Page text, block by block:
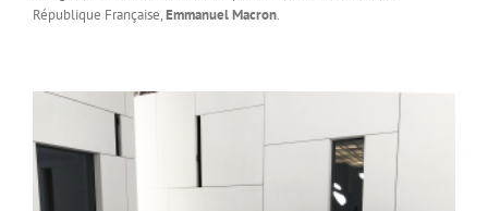
République Française,Emmanuel Macron.